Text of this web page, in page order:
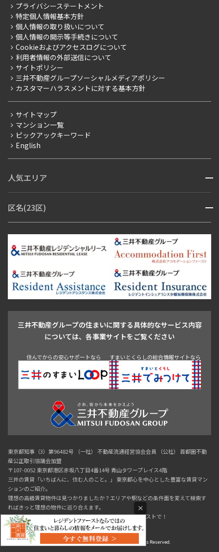
こだわりから探す
こだわり一覧
プレミアムマンション
新築
当社限定（港区・渋谷区）
当社限定（港区・渋谷区以外）
三井不動産企画
賃料改定
フリーレント
ペット可
ブランドマンション
ご入居・提携サービス
お部屋探しからご契約まで
よくあるご質問
社宅紹介
【仲介会社様向け】当社仲介事業部取り扱い物件入居申込
会社情報
事業案内
採用情報
ニュースリリース
お問い合わせ
プライバシーステートメント
特定個人情報基本方針
個人情報の取り扱いについて
個人情報の開示等手続きについて
Cookieおよびアクセスログについて
利用者情報の外部送信について
サイトポリシー
三井不動産グループソーシャルメディアポリシー
カスタマーハラスメントに対する基本方針
サイトマップ
マンション一覧
ピックアックキーワード
English
人気エリア 開閉
青山・表参道・原宿
市ヶ谷・神楽坂・飯田橋
三田・芝・浜松町
芝浦・汐留・品川
月島・勝どき・豊洲
本郷・春日・小石川
目白・高田馬場・早稲田
池尻大橋・三軒茶屋
祐天寺・学芸大学・自由が丘
駒沢・用賀・二子玉川
成城・砧
池袋・板橋・王子
青山 渋谷 東京・大手町 新宿 品川
目黒・中目黒
区名(23区) 開閉
江東区 台東区 墨田区
中野区
豊島区
杉並区 板橋区 練馬区 荒川区
足立区
葛飾区
江戸川区
三井不動産グループの住まいに関する具体的なサービス内容
については、各事業サイトをご覧ください
住んでからの安心サポートなら すまいとくらしの総合情報サイトなら
東京都知事（3）第96482号 （一社） 不動産流通経営協会会員 （公社） 首都圏不動
産公正取引協議会加盟
〒107-0052 東京都港区赤坂八丁目4番14号 青山タワープレイス4階
三井の賃貸「いちばんに、住む人のこと。」 東京都心を中心とした豊富な賃貸マン
ションのご紹介。
理想の高級賃貸物件は見つかりましたか？エリアや駅などの条件面を変えて検索す
ればきっと理想の物件に巡り合えます。
都心の高級賃貸物件探しは[三井の賃貸]レジデントファーストで！
Copyright © RESIDENT FIRST Co.,Ltd. All Rights Reserved.
×